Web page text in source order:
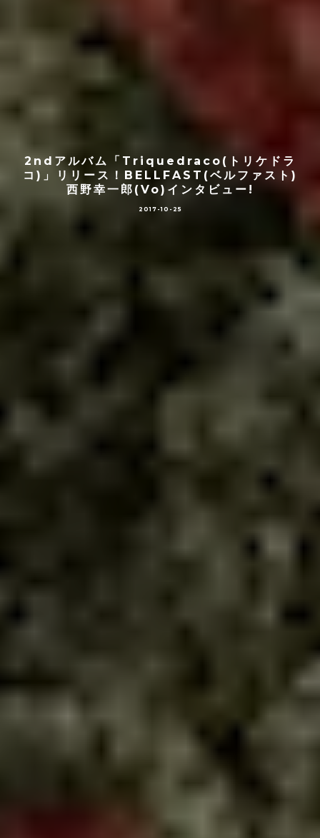
2ndアルバム「Triquedraco(トリケドラ
コ)」リリース！BELLFAST(ベルファスト)
西野幸一郎(Vo)インタビュー!
2017-10-25